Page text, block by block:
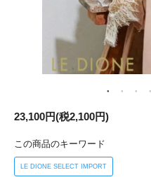
23,100円(税2,100円)
この商品のキーワード
LE DIONE SELECT IMPORT